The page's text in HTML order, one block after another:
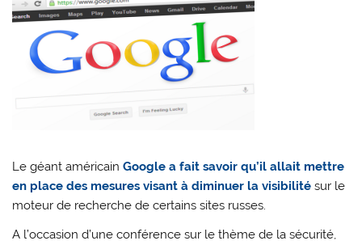
Le géant américainGoogle a fait savoir qu’il allait mettre
en place des mesures visant à diminuer la visibilité sur le
moteur de recherche de certains sites russes.
A l’occasion d’une conférence sur le thème de la sécurité,